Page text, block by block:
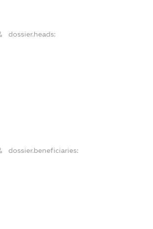
dossier.heads:
dossier.beneficiaries: